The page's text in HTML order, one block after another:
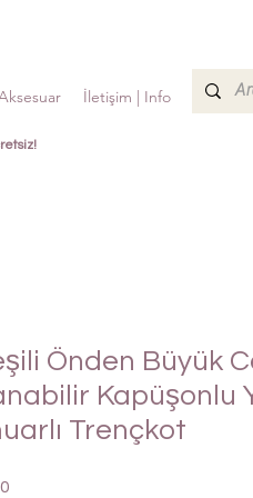
İletişim | Info
Önden Büyük
Kapüşonlu
Trençkot